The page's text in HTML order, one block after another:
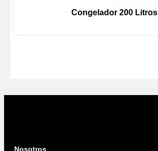
Congelador 200 Litros
Nosotros